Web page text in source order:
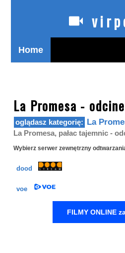
Home
La Promesa -
La
La Promesa, pałac tajemnic -
Wybierz serwer zewnętrzny
dood
voe
FILMY ONLINE